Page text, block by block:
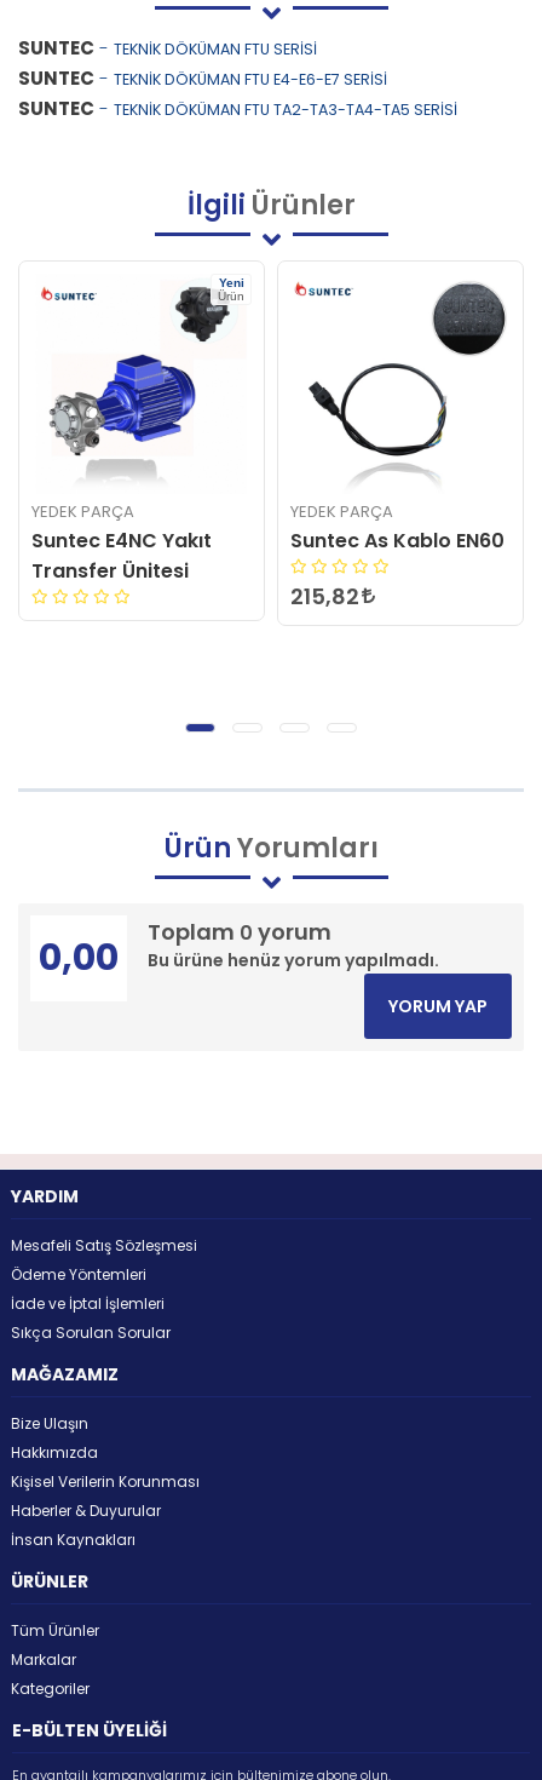
SUNTEC - TEKNİK DÖKÜMAN FTU SERİSİ
SUNTEC - TEKNİK DÖKÜMAN FTU E4-E6-E7 SERİSİ
SUNTEC - TEKNİK DÖKÜMAN FTU TA2-TA3-TA4-TA5 SERİSİ
İlgili Ürünler
YEDEK PARÇA
Suntec As Kablo EN60
215,82
YEDEK PARÇA
Suntec TA Pompa
Keçesi 2014462
18.728,16
ÜrünYorumları
Toplam 0 yorum
Bu ürüne henüz yorum yapılmadı.
0,00
YORUM YAP
YARDIM
Mesafeli Satış Sözleşmesi
Ödeme Yöntemleri
İade ve İptal İşlemleri
Sıkça Sorulan Sorular
MAĞAZAMIZ
Bize Ulaşın
Hakkımızda
Kişisel Verilerin Korunması
Haberler & Duyurular
İnsan Kaynakları
ÜRÜNLER
Tüm Ürünler
Markalar
Kategoriler
E-BÜLTEN ÜYELİĞİ
En avantajlı kampanyalarımız için bültenimize abone olun.